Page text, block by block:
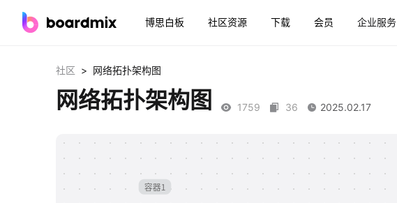
博思白板 社区资源 下载 会员 企业服务
社区 > 网络拓扑架构图
网络拓扑架构图 1759 36 2025.02.17